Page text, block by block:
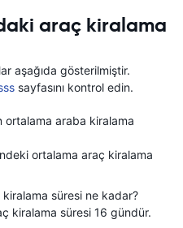
araç kiralama
aşağıda gösterilmiştir.
sayfasını kontrol edin.
ortalama araba kiralama
ortalama araç kiralama
süresi ne kadar?
kiralama süresi 16 gündür.